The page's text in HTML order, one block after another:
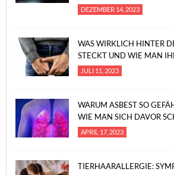
DEZEMBER 14, 2023
WAS WIRKLICH HINTER
STECKT UND WIE MAN
JULI 11, 2023
WARUM ASBEST SO
WIE MAN SICH DAVOR
APRIL 17, 2023
TIERHAARALLERGIE: